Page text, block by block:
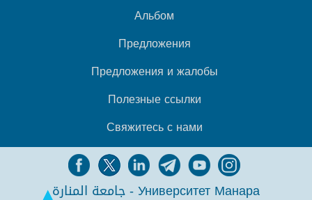
Альбом
Предложения
Предложения и жалобы
Полезные ссылки
Свяжитесь с нами
جامعة المنارة - Университет Манара